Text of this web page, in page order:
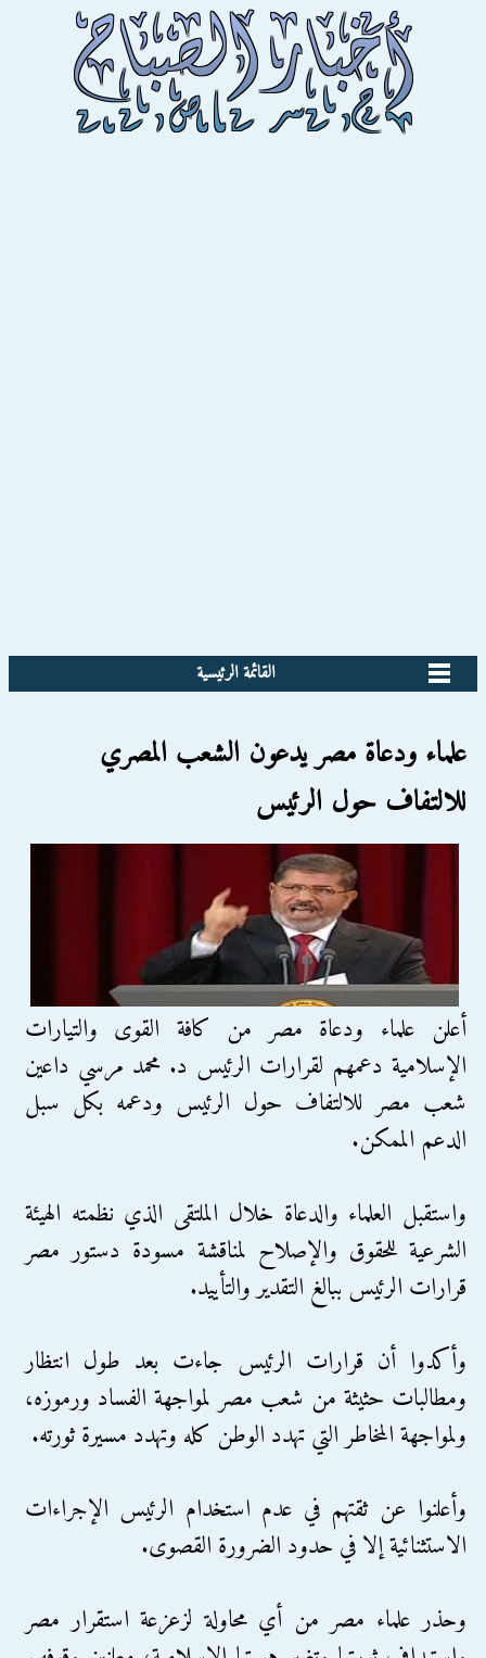
القائمة الرئيسية
علماء ودعاة مصر يدعون الشعب المصري
للالتفاف حول الرئيس
أعلن علماء ودعاة مصر من كافة القوى والتيارات
الإسلامية دعمهم لقرارات الرئيس د. محمد مرسي داعين
شعب مصر للالتفاف حول الرئيس ودعمه بكل سبل
الدعم الممكن.
واستقبل العلماء والدعاة خلال الملتقى الذي نظمته الهيئة
الشرعية للحقوق والإصلاح لمناقشة مسودة دستور مصر
قرارات الرئيس ببالغ التقدير والتأييد.
وأكدوا أن قرارات الرئيس جاءت بعد طول انتظار
ومطالبات حثيثة من شعب مصر لمواجهة الفساد ورموزه،
ولمواجهة المخاطر التي تهدد الوطن كله وتهدد مسيرة ثورته.
وأعلنوا عن ثقتهم في عدم استخدام الرئيس الإجراءات
الاستثنائية إلا في حدود الضرورة القصوى.
وحذر علماء مصر من أي محاولة لزعزعة استقرار مصر